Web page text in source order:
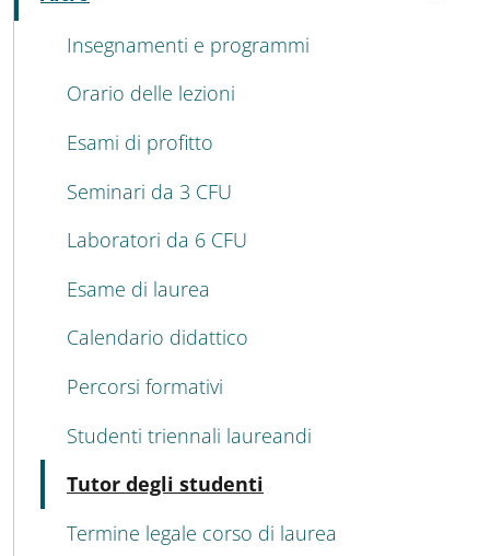
Insegnamenti e programmi
Orario delle lezioni
Esami di profitto
Seminari da 3 CFU
Laboratori da 6 CFU
Esame di laurea
Calendario didattico
Percorsi formativi
Studenti triennali laureandi
Tutor degli studenti
Termine legale corso di laurea